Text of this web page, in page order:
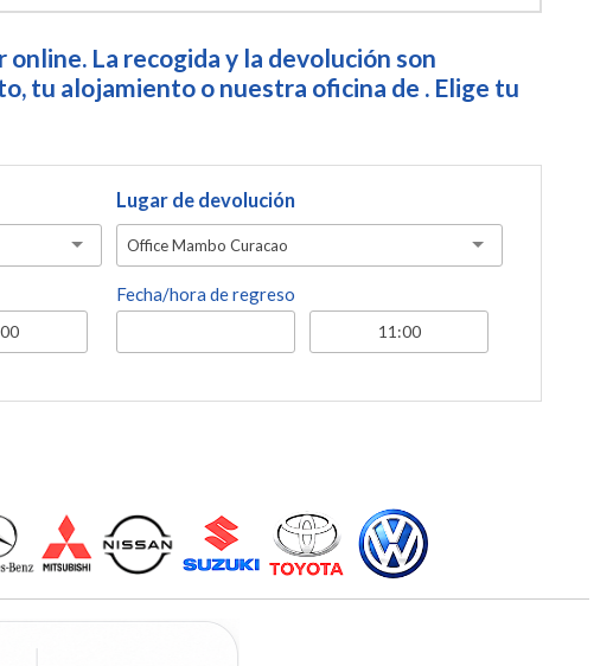
La recogida y la devolución son
tu alojamiento o nuestra oficina de . Elige tu
Lugar de devolución
Office Mambo Curacao
Fecha/hora de regreso